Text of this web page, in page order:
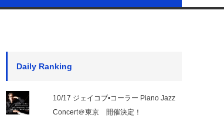
Daily Ranking
10/17 ジェイコブ•コーラー Piano Jazz
Concert＠東京 開催決定！